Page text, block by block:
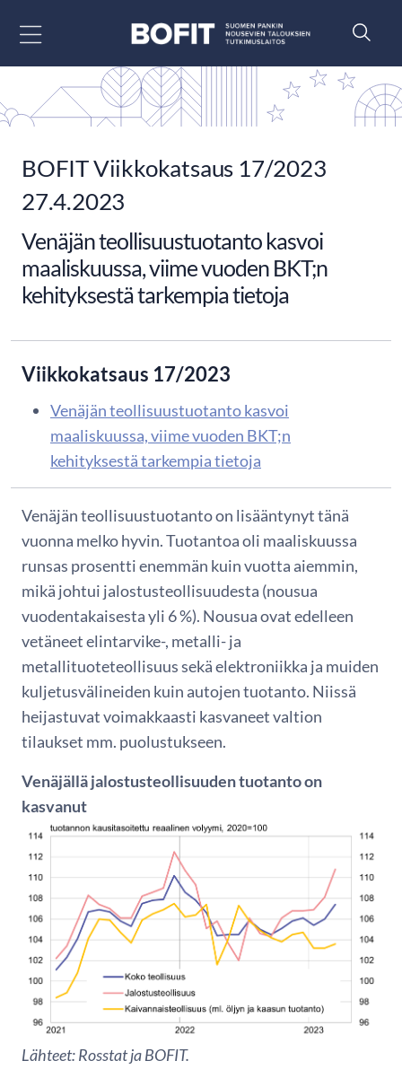
BOFIT Viikkokatsaus 17/2023
27.4.2023
Venäjän teollisuustuotanto kasvoi
maaliskuussa, viime vuoden BKT;n
kehityksestä tarkempia tietoja
Viikkokatsaus 17/2023
Venäjän teollisuustuotanto kasvoi
maaliskuussa, viime vuoden BKT;n
kehityksestä tarkempia tietoja
Venäjän teollisuustuotanto on lisääntynyt tänä
vuonna melko hyvin. Tuotantoa oli maaliskuussa
runsas prosentti enemmän kuin vuotta aiemmin,
mikä johtui jalostusteollisuudesta (nousua
vuodentakaisesta yli 6 %). Nousua ovat edelleen
vetäneet elintarvike-, metalli- ja
metallituoteteollisuus sekä elektroniikka ja muiden
kuljetusvälineiden kuin autojen tuotanto. Niissä
heijastuvat voimakkaasti kasvaneet valtion
tilaukset mm. puolustukseen.
Venäjällä jalostusteollisuuden tuotanto on
kasvanut
Lähteet: Rosstat ja BOFIT.